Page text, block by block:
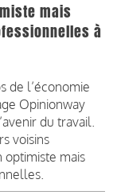
mais
à
de l’économie
Opinionway
du travail.
voisins
optimiste mais